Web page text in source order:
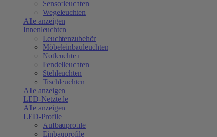
Sensorleuchten
Wegeleuchten
Alle anzeigen
Innenleuchten
Leuchtenzubehör
Möbeleinbauleuchten
Notleuchten
Pendelleuchten
Stehleuchten
Tischleuchten
Alle anzeigen
LED-Netzteile
Alle anzeigen
LED-Profile
Aufbauprofile
Einbauprofile